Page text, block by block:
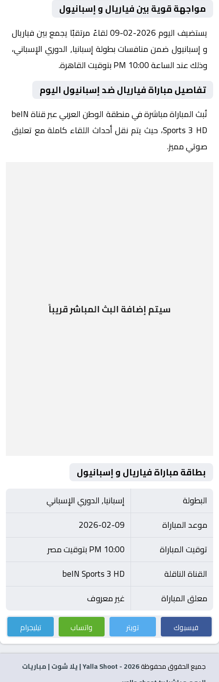
مواجهة قوية بين فياريال و إسبانيول
يستضيف اليوم 2026-02-09 لقاءً مرتقبًا يجمع بين فياريال
و إسبانيول ضمن منافسات بطولة إسبانيا, الدوري الإسباني،
وذلك عند الساعة 10:00 PM بتوقيت القاهرة.
تفاصيل مباراة فياريال ضد إسبانيول اليوم
تُبث المباراة مباشرة في منطقة الوطن العربي عبر قناة beIN
Sports 3 HD، حيث يتم نقل أحداث اللقاء كاملة مع تعليق
صوتي مميز.
سيتم إضافة البث المباشر قريباً
بطاقة مباراة فياريال و إسبانيول
البطولة
إسبانيا, الدوري الإسباني
موعد المباراة
2026-02-09
توقيت المباراة
10:00 PM بتوقيت مصر
القناة الناقلة
beIN Sports 3 HD
معلق المباراة
غير معروف
فيسبوك تويتر واتساب تيليجرام
جميع الحقوق محفوظة2026
- Yalla Shoot | يلا شوت | مباريات